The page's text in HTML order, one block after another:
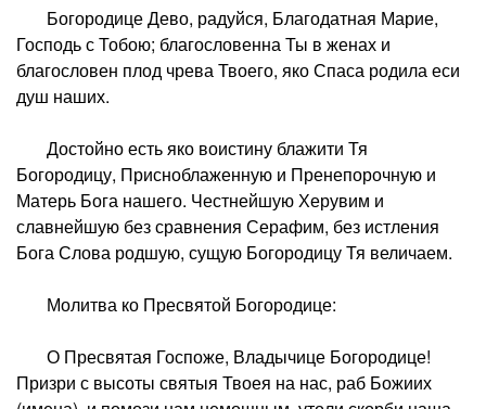
Богородице Дево, радуйся, Благодатная Марие,
Господь с Тобою; благословенна Ты в женах и
благословен плод чрева Твоего, яко Спаса родила еси
душ наших.
Достойно есть яко воистину блажити Тя
Богородицу, Присноблаженную и Пренепорочную и
Матерь Бога нашего. Честнейшую Херувим и
славнейшую без сравнения Серафим, без истления
Бога Слова родшую, сущую Богородицу Тя величаем.
Молитва ко Пресвятой Богородице:
О Пресвятая Госпоже, Владычице Богородице!
Призри с высоты святыя Твоея на нас, раб Божиих